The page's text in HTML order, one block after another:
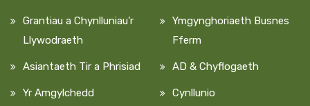
Grantiau a Chynlluniau’r
Llywodraeth
Ymgynghoriaeth Busnes
Fferm
Asiantaeth Tir a Phrisiad AD & Chyflogaeth
Yr Amgylchedd Cynllunio